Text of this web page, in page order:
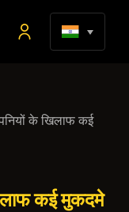
के खिलाफ कई
कई मुकदमे